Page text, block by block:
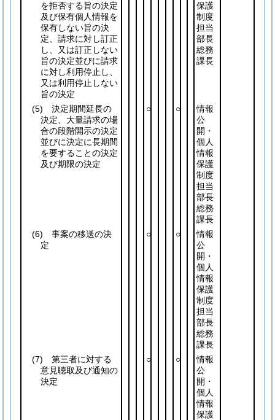
を拒否する旨の決定
及び保有個人情報を
保有しない旨の決
定、請求に対し訂正
し、又は訂正しない
旨の決定並びに請求
に対し利用停止し、
又は利用停止しない
旨の決定
保護
制度
担当
部長
総務
課長
(5) 決定期間延長の
決定、大量請求の場
合の段階開示の決定
並びに決定に長期間
を要することの決定
及び期限の決定
○ ○
情報
公
開・
個人
情報
保護
制度
担当
部長
総務
課長
(6) 事案の移送の決
定
○ ○
情報
公
開・
個人
情報
保護
制度
担当
部長
総務
課長
(7) 第三者に対する
意見聴取及び通知の
決定
○ ○
情報
公
開・
個人
情報
保護